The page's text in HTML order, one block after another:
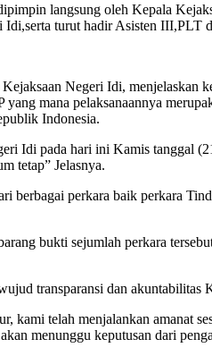
langsung oleh Kepala
turut hadir Asisten III,PLT
Negeri Idi, menjelaskan
mana pelaksanaannya
Indonesia.
Idi pada hari ini Kamis tanggal
tetap” Jelasnya.
berbagai perkara baik perkara
bukti sejumlah perkara
transparansi dan akuntabilitas
kami telah menjalankan amanat
menunggu keputusan dari